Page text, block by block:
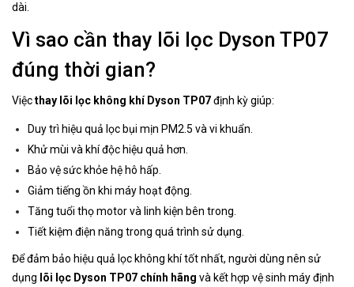
dài.
Vì sao cần thay lõi lọc Dyson TP07
đúng thời gian?
Việcthay lõi lọc không khí Dyson TP07định kỳ giúp:
Duy trì hiệu quả lọc bụi mịn PM2.5 và vi khuẩn.
Khử mùi và khí độc hiệu quả hơn.
Bảo vệ sức khỏe hệ hô hấp.
Giảm tiếng ồn khi máy hoạt động.
Tăng tuổi thọ motor và linh kiện bên trong.
Tiết kiệm điện năng trong quá trình sử dụng.
Để đảm bảo hiệu quả lọc không khí tốt nhất, người dùng nên sử
dụng lõi lọc Dyson TP07 chính hãng và kết hợp vệ sinh máy định